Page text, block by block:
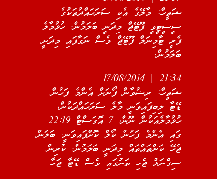
ޝަތީހް: މާލޭގެ އެކި ސަރަހައްދުތަކުގެ
ސީސީޓީވީ ފޫޓޭޖް މިދަނީ ބަލަމުން. ހުޅުމާލެ
ފެރީ ޓާމިނަލް ފޫޓޭޖް ވެސް ނަގާފައި މިދަނީ
ބަލަމުން.
21:34 | 17/08/2014
ޝަތީހް: ރިޟުވާން ފޯނަށް އެންމެ ފަހުން
ޑޭޓާ ލިބިފައިވަނީ މާލެ ސަރަހައްދަކުން،
ހުޅުމާލެއަކުން ނޫން، 7 އޮގަސްޓް 22:19
ގައި އެންމެ ފަހުން ކޯލް ކޮށްފައިވަނީ. ބަލަން
ޖެހޭ ކަންތައްތައް މިދަނީ ބަލަމުން. ކުރިން
ސިގްނަލް ޖެހި ތަނުގައި ވެސް ޑޭޓާ ޖަހާ.